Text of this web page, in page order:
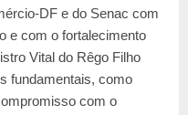
DF e do Senac com
e com o fortalecimento
Vital do Rêgo Filho
fundamentais, como
com o